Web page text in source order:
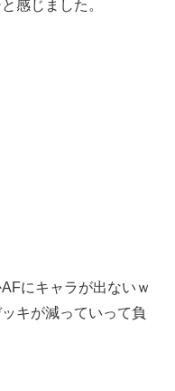
感じました。
にキャラが出ないｗ
キが減っていって負